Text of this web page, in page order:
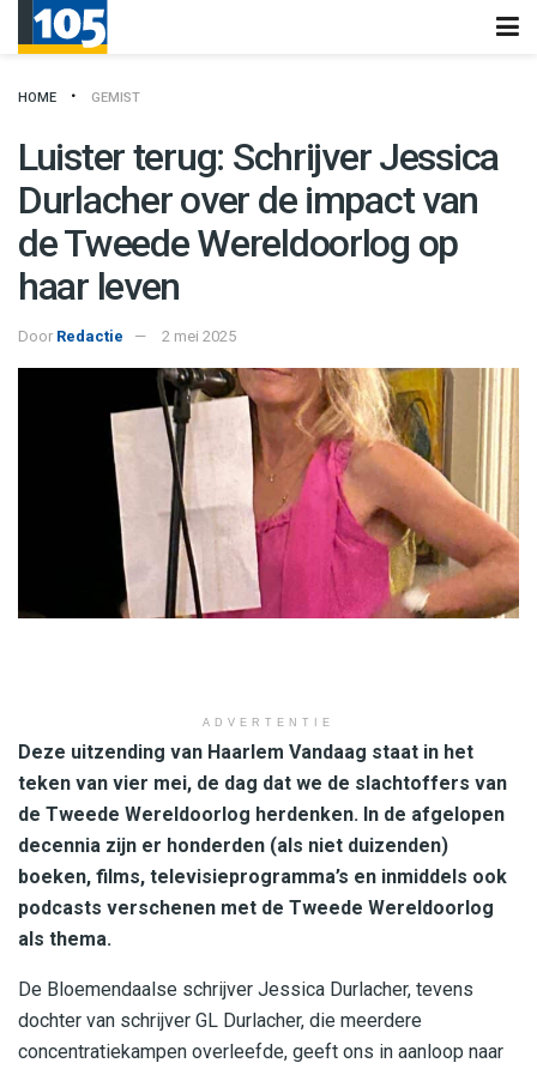
HOME GEMIST
Luister terug: Schrijver Jessica
Durlacher over de impact van
de Tweede Wereldoorlog op
haar leven
Door Redactie 2 mei 2025
ADVERTENTIE
Deze uitzending van Haarlem Vandaag staat in het
teken van vier mei, de dag dat we de slachtoffers van
de Tweede Wereldoorlog herdenken. In de afgelopen
decennia zijn er honderden (als niet duizenden)
boeken, films, televisieprogramma’s en inmiddels ook
podcasts verschenen met de Tweede Wereldoorlog
als thema.
De Bloemendaalse schrijver Jessica Durlacher, tevens
dochter van schrijver GL Durlacher, die meerdere
concentratiekampen overleefde, geeft ons in aanloop naar